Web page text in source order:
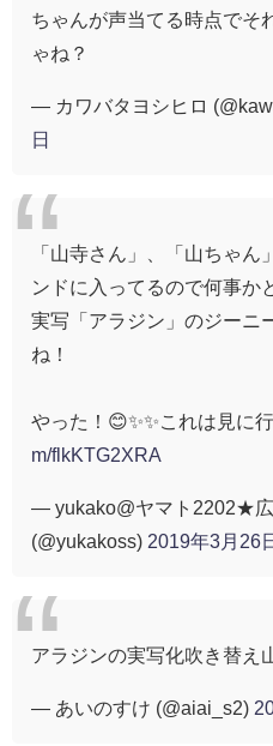
ちゃんが声当てる時点でそ
ゃね？
— カワバタヨシヒロ
日
「山寺さん」、「山ちゃん
ンドに入ってるので何事か
実写「アラジン」のジーニ
ね！
やった！😊✨✨これは見に
m/flkKTG2XRA
— yukako@ヤマト2202★広
(@yukakoss) 2019年3月26
アラジンの実写化吹き替え
— あいのすけ (@aiai_s2)